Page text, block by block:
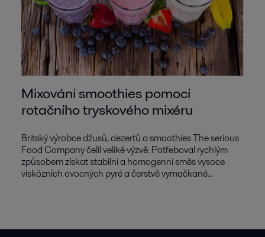
Mixování smoothies pomocí
rotačního tryskového mixéru
Britský výrobce džusů, dezertů a smoothies The serious
Food Company čelil veliké výzvě. Potřeboval rychlým
způsobem získat stabilní a homogenní směs vysoce
viskózních ovocných pyré a čerstvě vymačkané...